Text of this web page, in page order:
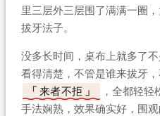
里三层外三层围了满满一圈
拔牙法子。
没多长时间，桌布上就多了
看得清楚，不管是谁来拔牙
来者不拒
，全都轻轻
手法娴熟，效果确实好，围